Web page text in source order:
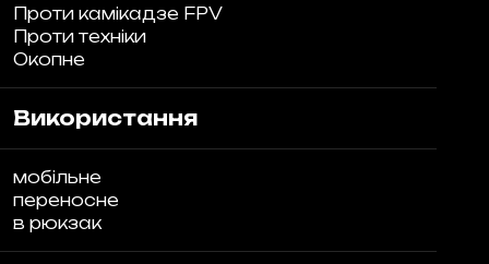
Проти камікадзе FPV
Проти техніки
Окопне
Використання
мобільне
переносне
в рюкзак